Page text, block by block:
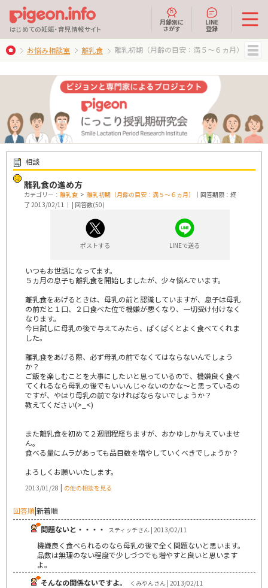
はじめての妊娠・育児情報サイト
月齢別に
さがす
LINE
登録
お悩み相談室 離乳食 離乳初期（月齢の目安：満５～６ヵ月）
相談
離乳食の進め方
カテゴリー： 離乳食 > 離乳初期（月齢の目安：満５～６ヵ月）
｜回答期限：終
了 2013/02/11｜ | 回答数(50)
ポストする LINEで送る
いつもお世話になってます。
５ヵ月の息子も離乳食を開始しましたが、少々悩んでいます。
離乳食をあげるときは、母乳の前と認識していますが、息子は母乳
の前だと１口、２口食べた位で機嫌が悪くなり、一切受け付けなく
なります。
今日試しに母乳の後で与えてみたら、ぱくぱくとよく食べてくれま
した。
離乳食をあげる際、必ず母乳の前でなくてはならないんでしょう
か？
ご飯を楽しむことを大事にしたいと思っているので、機嫌良く食べ
てくれるなら母乳の後でもいいんじゃないのかな～と思っているの
ですが、やはり母乳の前でなければならないでしょうか？
教えてください(>_<)
また離乳食を初めて２週間程経ちますが、おかゆしか与えていませ
ん。
食べる量にムラがあっても品目数を増やしていくべきでしょうか？
よろしくお願いいたします。
2013/01/28 | の他の相談を見る
回答順|新着順
問題ないと・・・・
スティッチさん | 2013/02/11
機嫌良く食べられるのなら母乳の後で全く問題ないと思います。
品数は無理のない程度で少しづつでも増やすと良いと思います
よ。
そんなの関係ないですよ。
くみやんさん | 2013/02/11